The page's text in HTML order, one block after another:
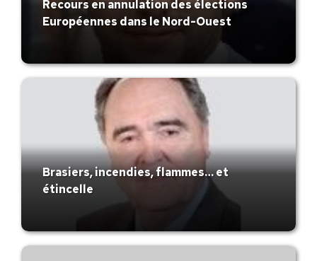
Recours en annulation des élections
Européennes dans le Nord-Ouest
Brasiers, incendies, flammes… et
étincelle